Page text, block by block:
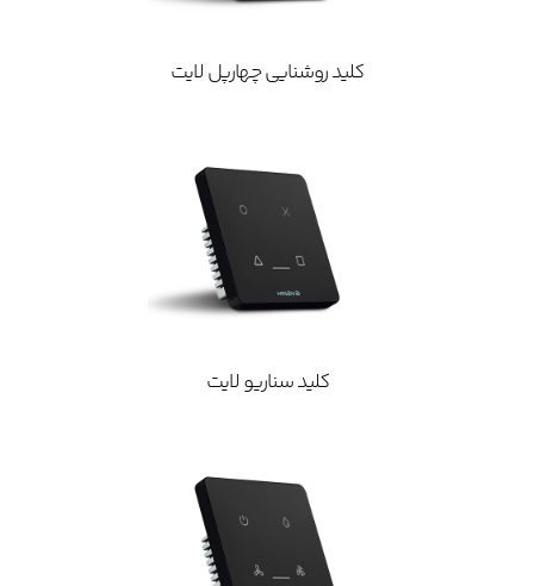
کلید روشنایی چهارپل لایت
کلید سناریو لایت